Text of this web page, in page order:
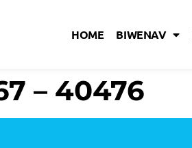
HOME BIWENAV
– 40476